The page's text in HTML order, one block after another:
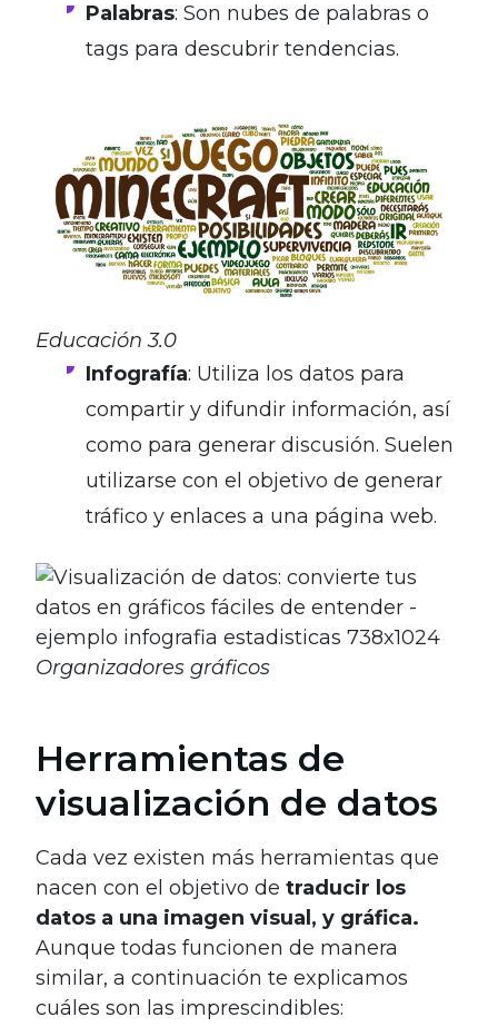
Palabras: Son nubes de palabras o
tags para descubrir tendencias.
Educación 3.0
Infografía: Utiliza los datos para
compartir y difundir información, así
como para generar discusión. Suelen
utilizarse con el objetivo de generar
tráfico y enlaces a una página web.
Organizadores gráficos
Herramientas de
visualización de datos
Cada vez existen más herramientas que
nacen con el objetivo de traducir los
datos a una imagen visual, y gráfica.
Aunque todas funcionen de manera
similar, a continuación te explicamos
cuáles son las imprescindibles: